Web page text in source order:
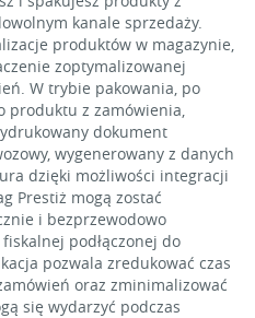
kanale sprzedaży.
produktów w magazynie,
zoptymalizowanej
W trybie pakowania, po
produktu z zamówienia,
dokument
wygenerowany z danych
dzięki możliwości integracji
Prestiż mogą zostać
i bezprzewodowo
podłączonej do
pozwala zredukować czas
oraz zminimalizować
się wydarzyć podczas